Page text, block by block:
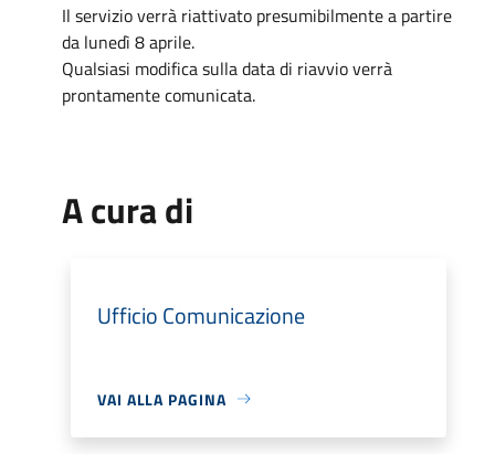
Il servizio verrà riattivato presumibilmente a partire
da lunedì 8 aprile.
Qualsiasi modifica sulla data di riavvio verrà
prontamente comunicata.
A cura di
Ufficio Comunicazione
VAI ALLA PAGINA